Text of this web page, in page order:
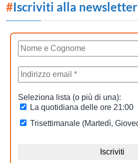
#Iscriviti alla newsletter